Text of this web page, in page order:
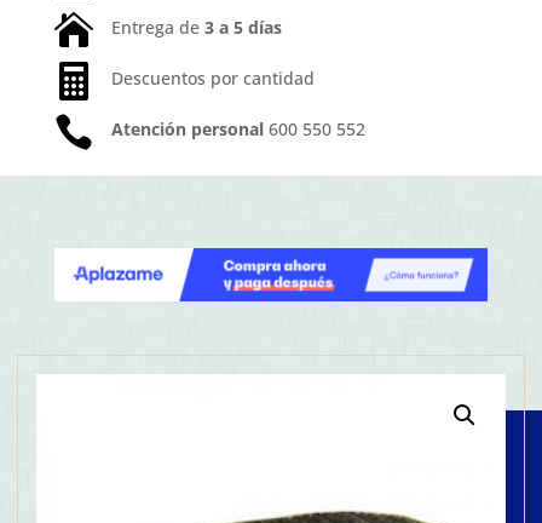
 Entrega de 3 a 5 días
 Descuentos por cantidad
 Atención personal600 550 552